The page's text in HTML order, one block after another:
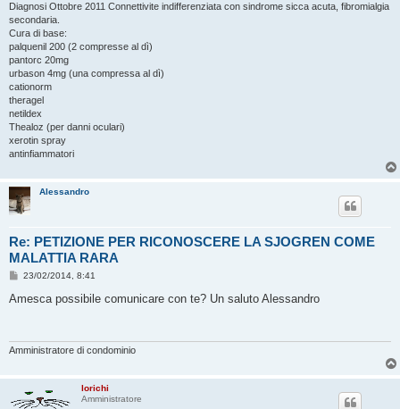
Diagnosi Ottobre 2011 Connettivite indifferenziata con sindrome sicca acuta, fibromialgia
secondaria.
Cura di base:
palquenil 200 (2 compresse al dì)
pantorc 20mg
urbason 4mg (una compressa al dì)
cationorm
theragel
netildex
Thealoz (per danni oculari)
xerotin spray
antinfiammatori
Alessandro
Re: PETIZIONE PER RICONOSCERE LA SJOGREN COME
MALATTIA RARA
M
s
i
23/02/2014, 8:41
Amesca possibile comunicare con te? Un saluto Alessandro
Amministratore di condominio
lorichi
Amministratore